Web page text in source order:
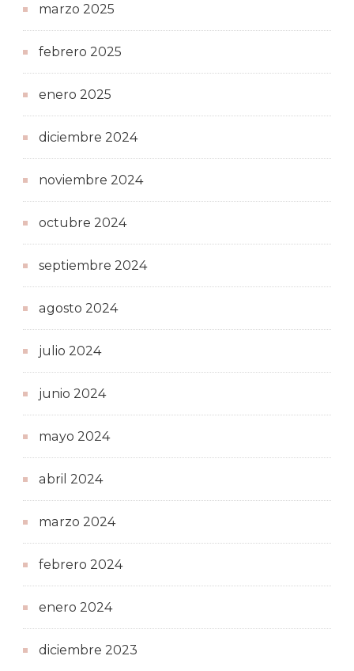
marzo 2025
febrero 2025
enero 2025
diciembre 2024
noviembre 2024
octubre 2024
septiembre 2024
agosto 2024
julio 2024
junio 2024
mayo 2024
abril 2024
marzo 2024
febrero 2024
enero 2024
diciembre 2023